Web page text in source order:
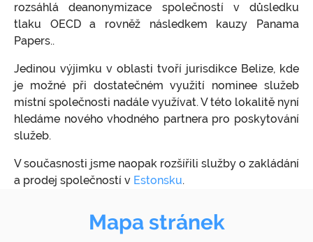
Ochrana majetku, anonymní vlastnictví
Ochrana průmyslového a duševního
Přesun podnikání do zahraničí, globální
podnikání
Obchodování se zbožím (dovoz, vývoz, dodání
v rámci EU)
Obchodování s akciemi, komoditami, FOREX
Poskytování elektronických a vzdálených
Finanční činnosti, sebefinancování, půjčky,
Kypr
On-line přístupy k registrům společností
Prodlení s úhradou poplatků za správu
společnosti
Vedení účetnictví pro estonské firmy
Ověřování veřejných listin
rozsáhlá deanonymizace společností v důsledku
tlaku OECD a rovněž následkem kauzy Panama
Papers..
Jedinou výjimku v oblasti tvoří jurisdikce Belize, kde
je možné při dostatečném využití nominee služeb
místní společnosti nadále využívat. V této lokalitě nyní
hledáme nového vhodného partnera pro poskytování
služeb.
V současnosti jsme naopak rozšířili služby o zakládání
a prodej společností v Estonsku.
Mapa stránek